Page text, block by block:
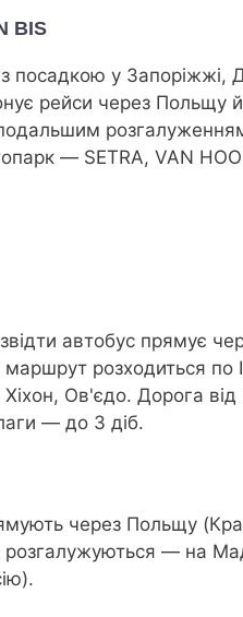
BIS
посадкою у Запоріжжі,
рейси через Польщу
подальшим
— SETRA, VAN
автобус прямує
маршрут розходиться по
Ов'єдо. Дорога від
— до 3 діб.
через Польщу
розгалужуються — на